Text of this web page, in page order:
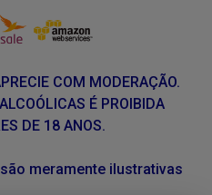
COM MODERAÇÃO.
É PROIBIDA
DE 18 ANOS.
meramente ilustrativas